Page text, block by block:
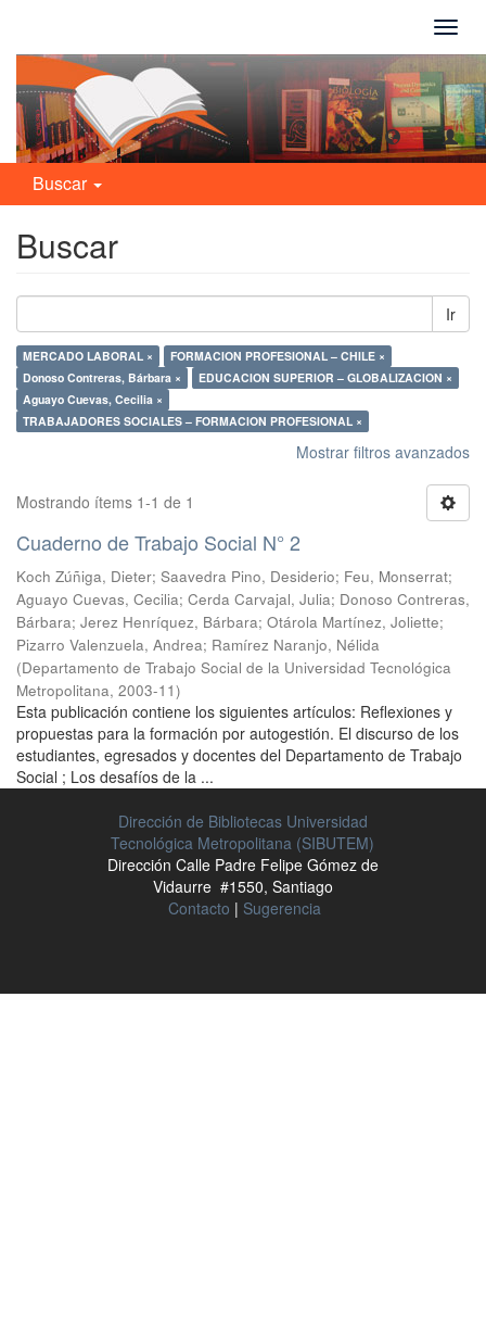
Buscar
Buscar
Ir
MERCADO LABORAL ×
FORMACION PROFESIONAL – CHILE ×
Donoso Contreras, Bárbara ×
EDUCACION SUPERIOR – GLOBALIZACION ×
Aguayo Cuevas, Cecilia ×
TRABAJADORES SOCIALES – FORMACION PROFESIONAL ×
Mostrar filtros avanzados
Mostrando ítems 1-1 de 1
Cuaderno de Trabajo Social N° 2
Koch Zúñiga, Dieter; Saavedra Pino, Desiderio; Feu, Monserrat;
Aguayo Cuevas, Cecilia; Cerda Carvajal, Julia; Donoso Contreras,
Bárbara; Jerez Henríquez, Bárbara; Otárola Martínez, Joliette;
Pizarro Valenzuela, Andrea; Ramírez Naranjo, Nélida
(Departamento de Trabajo Social de la Universidad Tecnológica
Metropolitana, 2003-11)
Esta publicación contiene los siguientes artículos: Reflexiones y
propuestas para la formación por autogestión. El discurso de los
estudiantes, egresados y docentes del Departamento de Trabajo
Social ; Los desafíos de la ...
Dirección de Bibliotecas Universidad
Tecnológica Metropolitana (SIBUTEM)
Dirección Calle Padre Felipe Gómez de
Vidaurre #1550, Santiago
Contacto | Sugerencia